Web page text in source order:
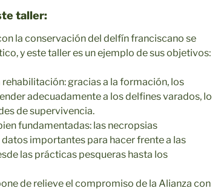
taller:
la conservación del delfín franciscano se
y este taller es un ejemplo de sus objetivos:
gracias a la formación, los
adecuadamente a los delfines varados, lo
de supervivencia.
fundamentadas: las necropsias
importantes para hacer frente a las
las prácticas pesqueras hasta los
de relieve el compromiso de la Alianza con